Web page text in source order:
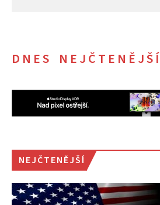
DNES NEJČTENĚJŠÍ
NEJČTENĚJŠÍ